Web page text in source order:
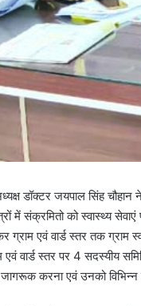
डॉक्टर जयपाल सिंह
में संक्रमितो को स्वास्थ्य
ग्राम एवं वार्ड स्तर तक
वार्ड स्तर पर 4 सदस्यीय
करना एवं उनको विभिन्न